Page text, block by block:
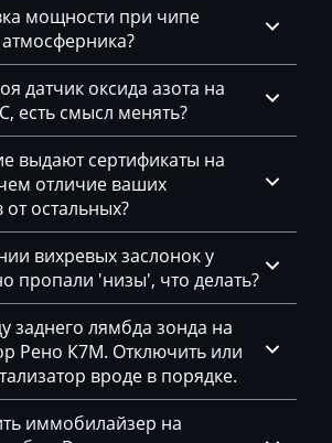
мощности при чипе
датчик оксида азота на
есть смысл менять?
выдают сертификаты на
отличие ваших
от остальных?
вихревых заслонок у
пропали 'низы', что делать?
заднего лямбда зонда на
Рено К7М. Отключить или
вроде в порядке.
иммобилайзер на